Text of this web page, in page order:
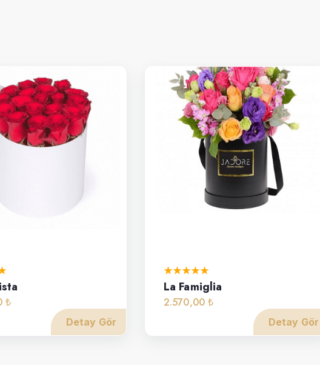
₺
Detay Gör
La Famiglia
2.570,00 ₺
Detay Gör